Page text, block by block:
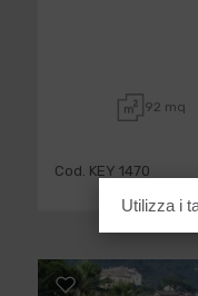
92 mq
Cod. KEY 1470
Utilizza i